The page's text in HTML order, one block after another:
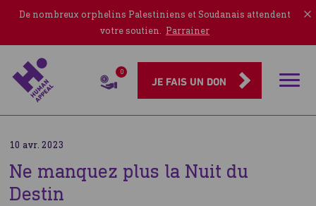
De nombreux orphelins Palestiniens et Soudanais attendent
votre soutien. Parrainer
0
JE FAIS UN DON
10 avr. 2023
Ne manquez plus la Nuit du
Destin